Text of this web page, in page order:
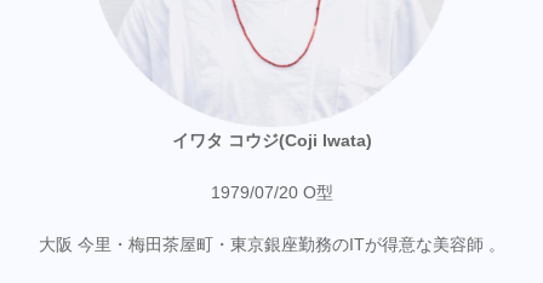
イワタ コウジ(Coji Iwata)
1979/07/20 O型
大阪 今里・梅田茶屋町・東京銀座勤務のITが得意な美容師 。